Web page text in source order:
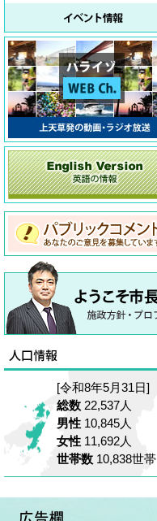
[令和8年5月31日]
総数 22,537人
男性 10,845人
女性 11,692人
世帯数 10,838世帯